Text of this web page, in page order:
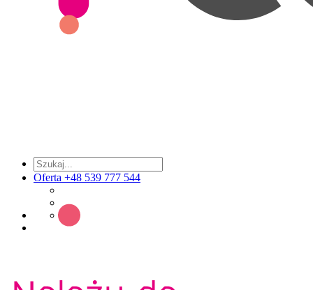
Oferta +48 539 777 544